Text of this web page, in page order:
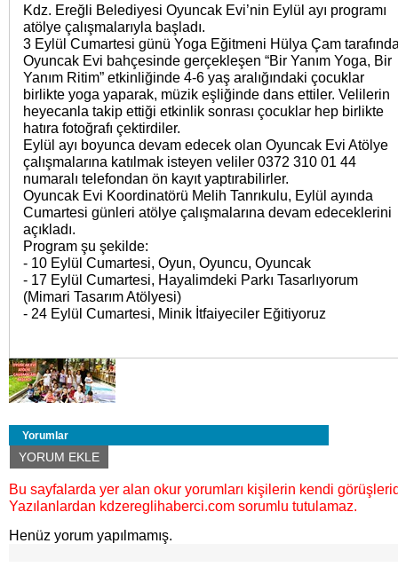
Kdz. Ereğli Belediyesi Oyuncak Evi’nin Eylül ayı programı
atölye çalışmalarıyla başladı.
3 Eylül Cumartesi günü Yoga Eğitmeni Hülya Çam
Oyuncak Evi bahçesinde gerçekleşen “Bir Yanım Yoga, Bir
Yanım Ritim” etkinliğinde 4-6 yaş aralığındaki çocuklar
birlikte yoga yaparak, müzik eşliğinde dans ettiler. Velilerin
heyecanla takip ettiği etkinlik sonrası çocuklar hep birlikte
hatıra fotoğrafı çektirdiler.
Eylül ayı boyunca devam edecek olan Oyuncak Evi Atölye
çalışmalarına katılmak isteyen veliler 0372 310 01 44
numaralı telefondan ön kayıt yaptırabilirler.
Oyuncak Evi Koordinatörü Melih Tanrıkulu, Eylül ayında
Cumartesi günleri atölye çalışmalarına devam edeceklerini
açıkladı.
Program şu şekilde:
- 10 Eylül Cumartesi, Oyun, Oyuncu, Oyuncak
- 17 Eylül Cumartesi, Hayalimdeki Parkı Tasarlıyorum
(Mimari Tasarım Atölyesi)
- 24 Eylül Cumartesi, Minik İtfaiyeciler Eğitiyoruz
Yorumlar
YORUM EKLE
Bu sayfalarda yer alan okur yorumları kişilerin kendi
Yazılanlardan kdzereglihaberci.com sorumlu tutulamaz.
Henüz yorum yapılmamış.